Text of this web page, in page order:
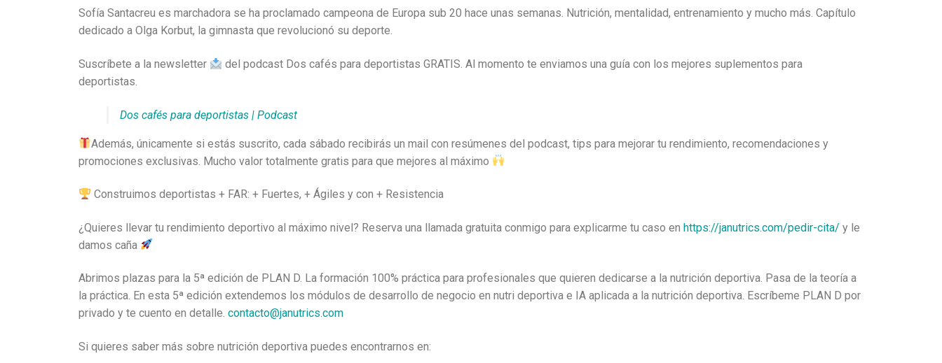
EMBED
Sofía Santacreu es marchadora se ha proclamado campeona de Europa sub 20 hace unas semanas. Nutrición, mentalidad, entrenamiento y mucho más. Capítulo
dedicado a Olga Korbut, la gimnasta que revolucionó su deporte.
Suscríbete a la newsletter
del podcast Dos cafés para deportistas GRATIS. Al momento te enviamos una guía con los mejores suplementos para
deportistas.
Dos cafés para deportistas | Podcast
Además, únicamente si estás suscrito, cada sábado recibirás un mail con resúmenes del podcast, tips para mejorar tu rendimiento, recomendaciones y
promociones exclusivas. Mucho valor totalmente gratis para que mejores al máximo
Construimos deportistas + FAR: + Fuertes, + Ágiles y con + Resistencia
¿Quieres llevar tu rendimiento deportivo al máximo nivel? Reserva una llamada gratuita conmigo para explicarme tu caso en https://janutrics.com/pedir-cita/ y le
damos caña
Abrimos plazas para la 5ª edición de PLAN D. La formación 100% práctica para profesionales que quieren dedicarse a la nutrición deportiva. Pasa de la teoría a
la práctica. En esta 5ª edición extendemos los módulos de desarrollo de negocio en nutri deportiva e IA aplicada a la nutrición deportiva. Escríbeme PLAN D por
privado y te cuento en detalle. contacto@janutrics.com
Si quieres saber más sobre nutrición deportiva puedes encontrarnos en: